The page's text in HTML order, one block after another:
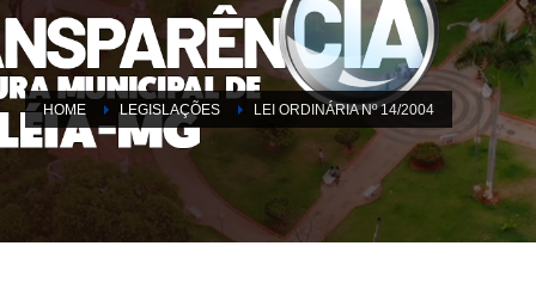
HOME LEGISLAÇÕES LEI ORDINÁRIA Nº 14/2004